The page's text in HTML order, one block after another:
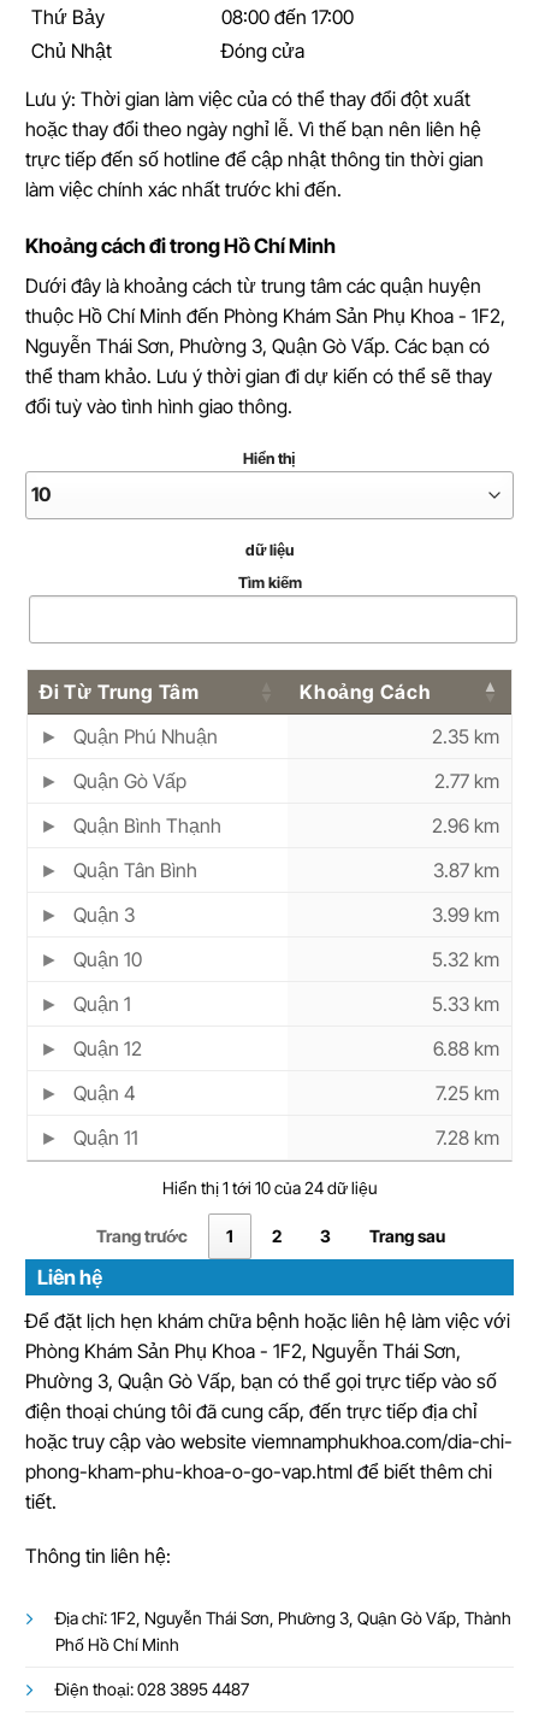
Thứ Bảy
08:00 đến 17:00
Chủ Nhật
Đóng cửa
Lưu ý: Thời gian làm việc của có thể thay đổi đột xuất
hoặc thay đổi theo ngày nghỉ lễ. Vì thế bạn nên liên hệ
trực tiếp đến số hotline để cập nhật thông tin thời gian
làm việc chính xác nhất trước khi đến.
Khoảng cách đi trong Hồ Chí Minh
Dưới đây là khoảng cách từ trung tâm các quận huyện
thuộc Hồ Chí Minh đến Phòng Khám Sản Phụ Khoa - 1F2,
Nguyễn Thái Sơn, Phường 3, Quận Gò Vấp. Các bạn có
thể tham khảo. Lưu ý thời gian đi dự kiến có thể sẽ thay
đổi tuỳ vào tình hình giao thông.
Hiển thị
dữ liệu
Tìm kiếm
Đi Từ Trung Tâm
Khoảng Cách
Quận Phú Nhuận
2.35 km
Quận Gò Vấp
2.77 km
Quận Bình Thạnh
2.96 km
Quận Tân Bình
3.87 km
Quận 3
3.99 km
Quận 10
5.32 km
Quận 1
5.33 km
Quận 12
6.88 km
Quận 4
7.25 km
Quận 11
7.28 km
Hiển thị 1 tới 10 của 24 dữ liệu
Trang trước 1 2 3 Trang sau
Liên hệ
Để đặt lịch hẹn khám chữa bệnh hoặc liên hệ làm việc với
Phòng Khám Sản Phụ Khoa - 1F2, Nguyễn Thái Sơn,
Phường 3, Quận Gò Vấp, bạn có thể gọi trực tiếp vào số
điện thoại chúng tôi đã cung cấp, đến trực tiếp địa chỉ
hoặc truy cập vào website viemnamphukhoa.com/dia-chi-
phong-kham-phu-khoa-o-go-vap.html để biết thêm chi
tiết.
Thông tin liên hệ:
Địa chỉ: 1F2, Nguyễn Thái Sơn, Phường 3, Quận Gò Vấp, Thành
Phố Hồ Chí Minh
Điện thoại: 028 3895 4487